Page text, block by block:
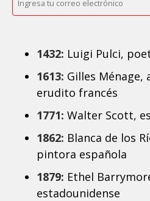
1432: Luigi Pulci,
1613: Gilles Ménage,
erudito francés
1771: Walter Scott,
1862: Blanca de los
pintora española
1879: Ethel
estadounidense